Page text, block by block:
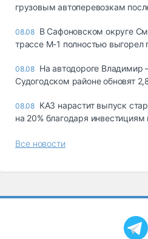
грузовым автоперевозкам
08.08 В Сафоновском округе
трассе М-1 полностью выгорел
08.08 На автодороге Владимир
Судогодском районе обновят
08.08 КАЗ нарастит выпуск
на 20% благодаря
Все новости